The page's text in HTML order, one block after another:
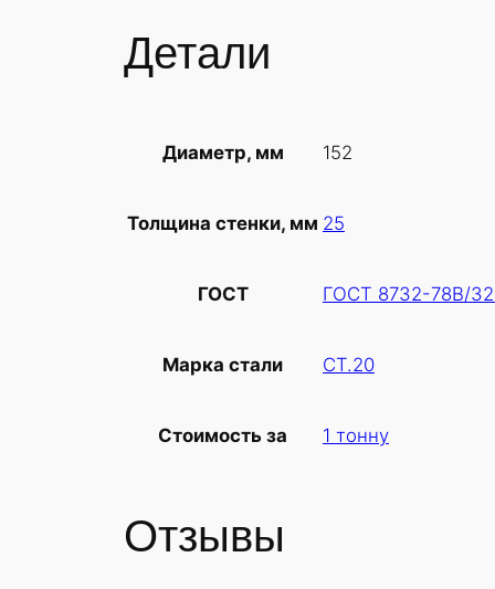
Детали
Диаметр, мм 152
Толщина стенки, мм 25
ГОСТ ГОСТ 8732-78В/
Марка стали СТ.20
Стоимость за 1 тонну
Отзывы